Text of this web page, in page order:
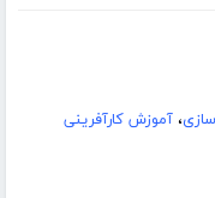
،آموزش کارآفرینی